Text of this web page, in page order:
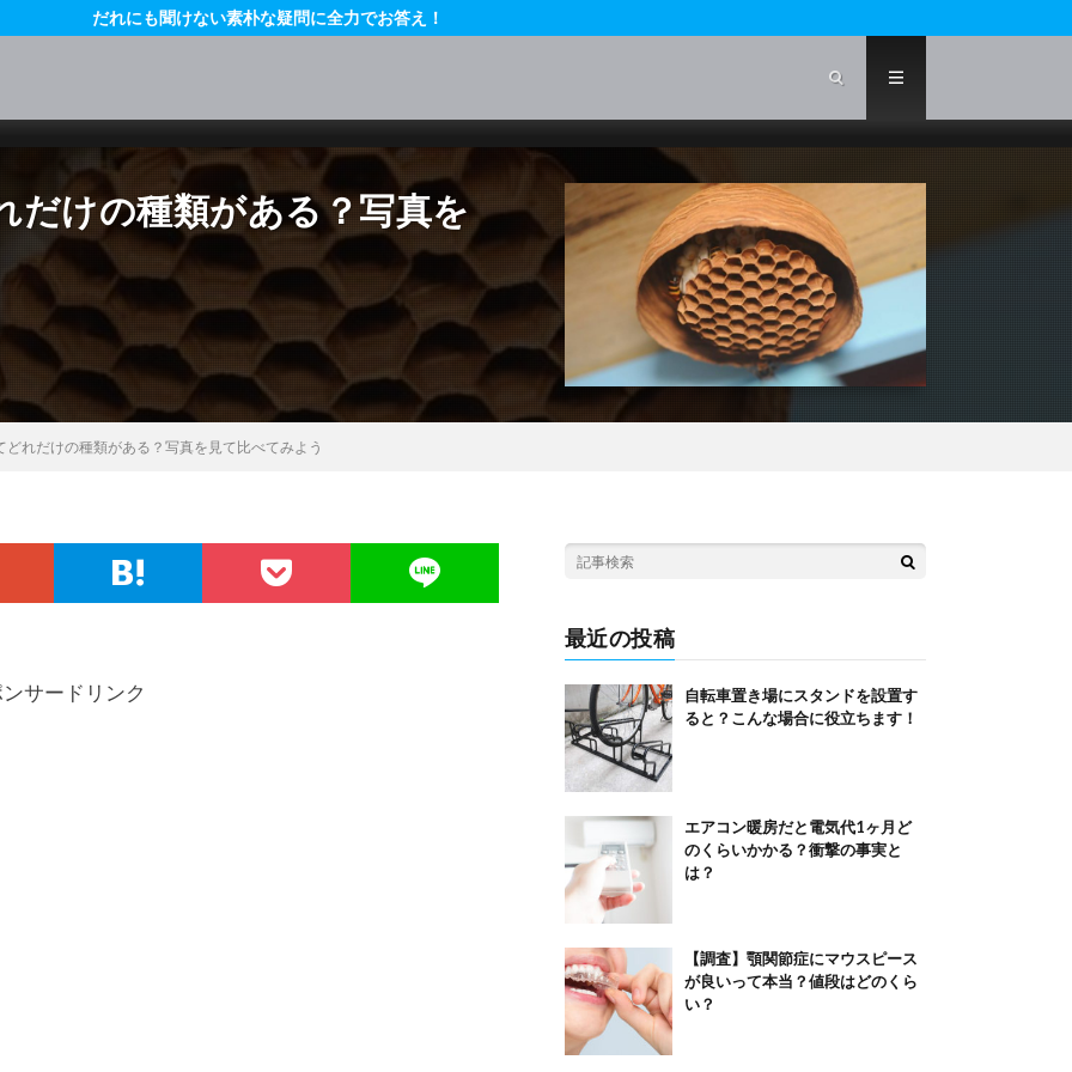
だれにも聞けない素朴な疑問に全力でお答え！
だけの種類がある？写真を
どれだけの種類がある？写真を見て比べてみよう
サードリンク
最近の投稿
自転車置き場にスタンドを設置す
ると？こんな場合に役立ちます！
エアコン暖房だと電気代1ヶ月ど
のくらいかかる？衝撃の事実と
は？
【調査】顎関節症にマウスピース
が良いって本当？値段はどのくら
い？